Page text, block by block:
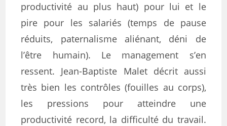
productivité au plus haut) pour lui et le
pire pour les salariés (temps de pause
réduits, paternalisme aliénant, déni de
l’être humain). Le management s’en
ressent. Jean-Baptiste Malet décrit aussi
très bien les contrôles (fouilles au corps),
les pressions pour atteindre une
productivité record, la difficulté du travail.